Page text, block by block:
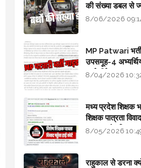
की संख्या डबल से
8/06/2026
MP Patwari
उपसमूह-4
मार्गदर्शिका
8/04/2026
मध्य प्रदेश शिक्षक
शिक्षक पात्रता
सरकार से माँगा
8/05/2026
राहुकाल से डरना